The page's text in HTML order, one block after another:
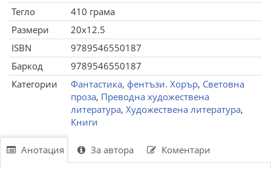
Тегло
410 грама
Размери
20x12.5
ISBN
9789546550187
Баркод
9789546550187
Категории
Фантастика, фентъзи. Хорър, Световна
проза, Преводна художествена
литература, Художествена литература,
Книги
Анотация За автора Коментари